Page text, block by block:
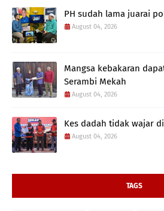
PH sudah lama juarai
August 04, 2026
Mangsa kebakaran
Serambi Mekah
August 04, 2026
Kes dadah tidak wajar
August 04, 2026
TAGS